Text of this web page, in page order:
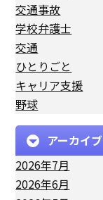
交通事故
学校弁護士
交通
ひとりごと
キャリア支援
野球
アーカイブ
2026年7月
2026年6月